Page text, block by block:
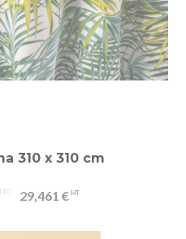
310 x 310 cm
29,461 €